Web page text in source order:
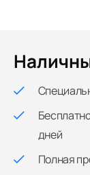
дней
Полная